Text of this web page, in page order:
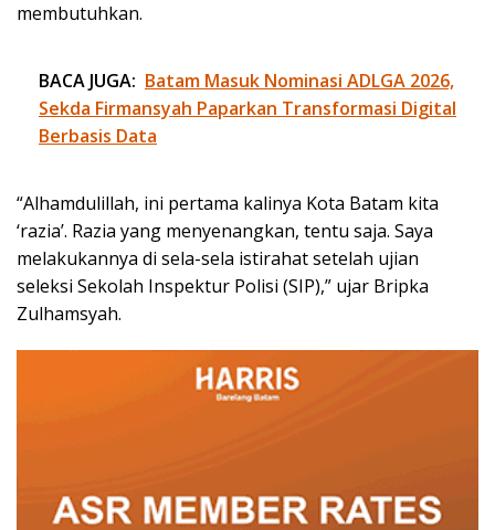
membutuhkan.
BACA JUGA: Batam Masuk Nominasi ADLGA 2026,
Sekda Firmansyah Paparkan Transformasi Digital
Berbasis Data
“Alhamdulillah, ini pertama kalinya Kota Batam kita
‘razia’. Razia yang menyenangkan, tentu saja. Saya
melakukannya di sela-sela istirahat setelah ujian
seleksi Sekolah Inspektur Polisi (SIP),” ujar Bripka
Zulhamsyah.